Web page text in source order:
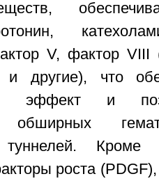
V, фактор
и другие), что
эффект и
обширных
туннелей. Кроме
роста (PDGF),